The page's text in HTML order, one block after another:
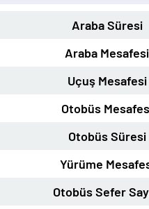
Araba Süresi
Araba Mesafesi
Uçuş Mesafesi
Otobüs
Otobüs Süresi
Yürüme
Otobüs Sefer